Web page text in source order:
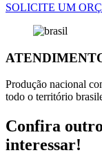
SOLICITE UM
Produção nacional
todo o território
Confira
interessar!